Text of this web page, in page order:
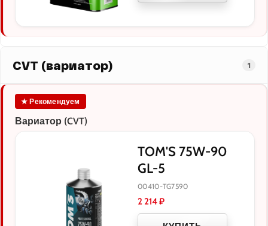
CVT (вариатор) 1
★ Рекомендуем
Вариатор (CVT)
TOM'S 75W-90
GL-5
00410-TG7590
2 214₽